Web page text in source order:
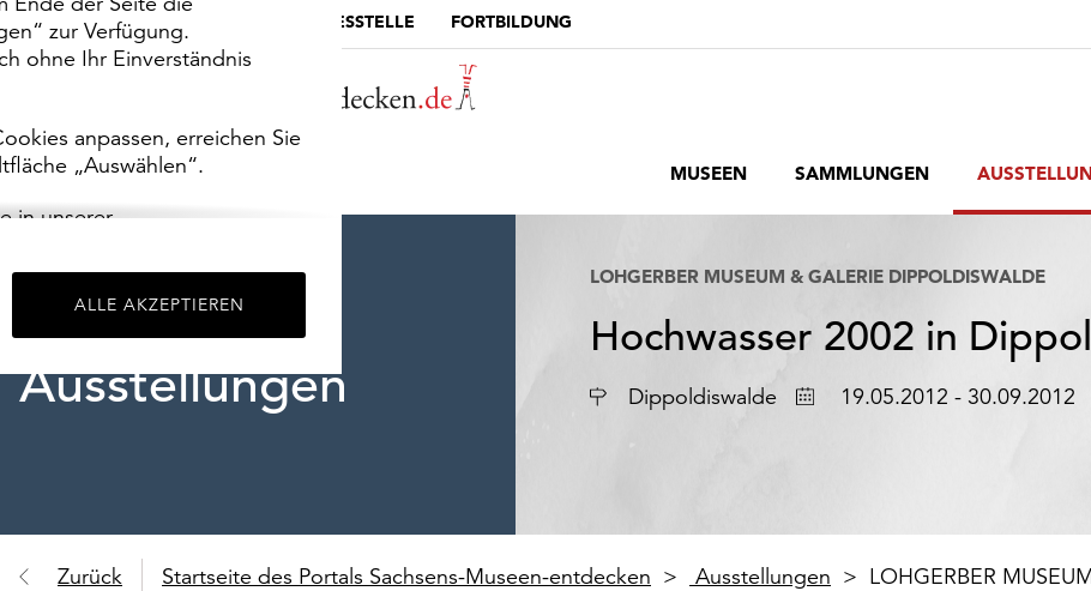
zur Verfügung.
ohne Ihr Einverständnis
anpassen, erreichen Sie
„Auswählen“.
in unserer
ALLE AKZEPTIEREN
MUSEUMSPORTAL DIE LANDESSTELLE FORTBILDUNG
MUSEEN SAMMLUNGEN
Ausstellungen
LOHGERBER MUSEUM & GALERIE DIPPOLDISWALDE
Hochwasser 2002 in
Ort Dippoldiswalde Datum19.05.2012 - 30.09.2012
Zurück Startseite des Portals Sachsens-Museen-entdecken Ausstellungen LOHGERBER